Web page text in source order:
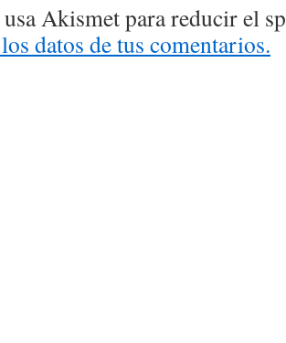
Akismet para reducir el
datos de tus comentarios.